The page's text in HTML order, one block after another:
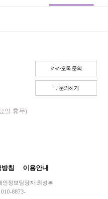
일 휴무)
카카오톡 문의
1:1문의하기
침 이용안내
정보담당자:최성복
8873-